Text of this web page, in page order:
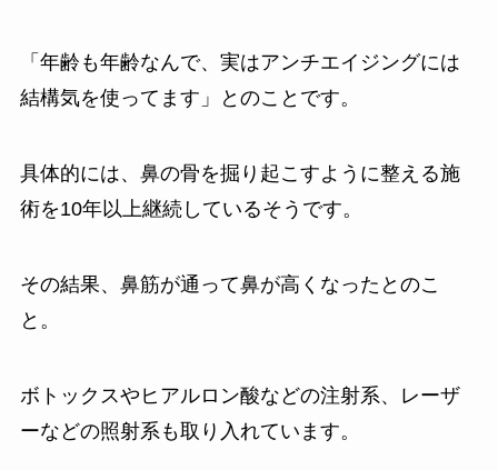
「年齢も年齢なんで、実はアンチエイジングには
結構気を使ってます」とのことです。
具体的には、鼻の骨を掘り起こすように整える施
術を10年以上継続しているそうです。
その結果、鼻筋が通って鼻が高くなったとのこ
と。
ボトックスやヒアルロン酸などの注射系、レーザ
ーなどの照射系も取り入れています。